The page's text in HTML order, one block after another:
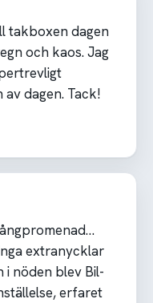
takboxen dagen
och kaos. Jag
dagen. Tack!
extranycklar
i nöden blev Bil-
erfaret